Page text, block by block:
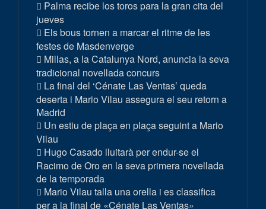
Palma recibe los toros para la gran cita del
jueves
Els bous tornen a marcar el ritme de les
festes de Masdenverge
Millas, a la Catalunya Nord, anuncia la seva
tradicional novellada concurs
La final del ‘Cénate Las Ventas’ queda
deserta i Mario Vilau assegura el seu retorn a
Madrid
Un estiu de plaça en plaça seguint a Mario
Vilau
Hugo Casado lluitarà per endur-se el
Racimo de Oro en la seva primera novellada
de la temporada
Mario Vilau talla una orella i es classifica
per a la final de «Cénate Las Ventas»